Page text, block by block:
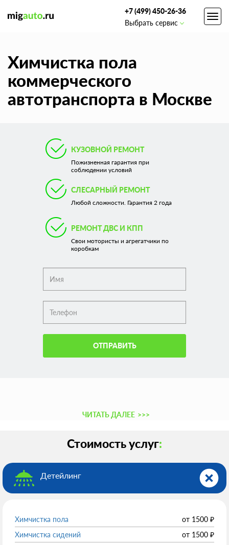
+7 (499) 450-26-36
Выбрать сервис
Химчистка пола
коммерческого
автотранспорта в Москве
КУЗОВНОЙ РЕМОНТ
Пожизненная гарантия при
соблюдении условий
СЛЕСАРНЫЙ РЕМОНТ
Любой сложности. Гарантия 2 года
РЕМОНТ ДВС И КПП
Свои мотористы и агрегатчики по
коробкам
ОТПРАВИТЬ
ЧИТАТЬ ДАЛЕЕ >>>
Стоимость услуг:
Детейлинг
Химчистка пола от 1500 ₽
Химчистка сидений
от 1500 ₽